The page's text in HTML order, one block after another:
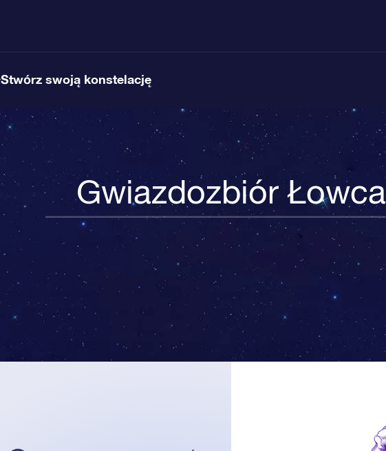
Stwórz swoją konstelację
Gwiazdozbiór Łowca